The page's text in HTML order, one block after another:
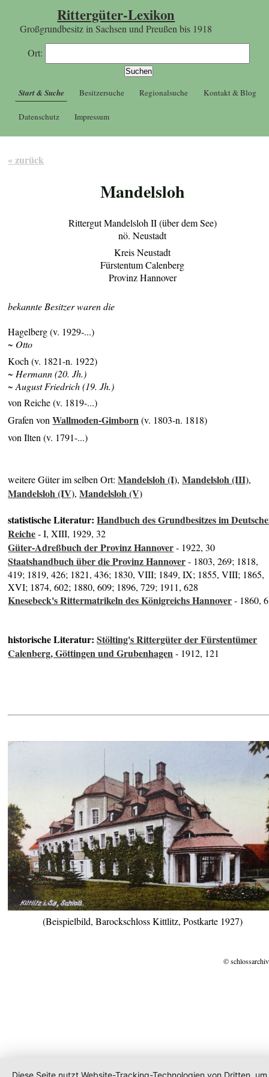
Rittergüter-Lexikon
Großgrundbesitz in Sachsen und Preußen bis 1918
Ort:
Start & Suche Besitzersuche Regionalsuche Kontakt & Blog
Datenschutz Impressum
« zurück
Mandelsloh
Rittergut Mandelsloh II (über dem See)
nö. Neustadt
Kreis Neustadt
Fürstentum Calenberg
Provinz Hannover
bekannte Besitzer waren die
Hagelberg (v. 1929-...)
~ Otto
Koch (v. 1821-n. 1922)
~ Hermann (20. Jh.)
~ August Friedrich (19. Jh.)
von Reiche (v. 1819-...)
Grafen vonWallmoden-Gimborn(v. 1803-n. 1818)
von Ilten (v. 1791-...)
weitere Güter im selben Ort:Mandelsloh (I),Mandelsloh (III),
Mandelsloh (IV),Mandelsloh (V)
statistische Literatur:Handbuch des Grundbesitzes im
Reiche- I, XIII, 1929, 32
Güter-Adreßbuch der Provinz Hannover- 1922, 30
Staatshandbuch über die Provinz Hannover- 1803, 269; 1818,
419; 1819, 426; 1821, 436; 1830, VIII; 1849, IX; 1855, VIII; 1865,
XVI; 1874, 602; 1880, 609; 1896, 729; 1911, 628
Knesebeck's Rittermatrikeln des Königreichs Hannover- 1860, 6
historische Literatur:Stölting's Rittergüter der Fürstentümer
Calenberg, Göttingen und Grubenhagen- 1912, 121
(Beispielbild, Barockschloss Kittlitz, Postkarte 1927)
©
Diese Seite nutzt Website-Tracking-Technologien von Dritten, um